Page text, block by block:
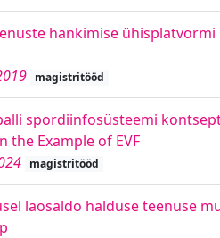
hankimise
magistritööd
spordiinfosüsteemi
the Example of EVF
magistritööd
laosaldo halduse teenuse